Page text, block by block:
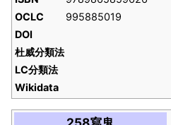
OCLC
995885019
DOI
杜威分類法
LC分類法
Wikidata